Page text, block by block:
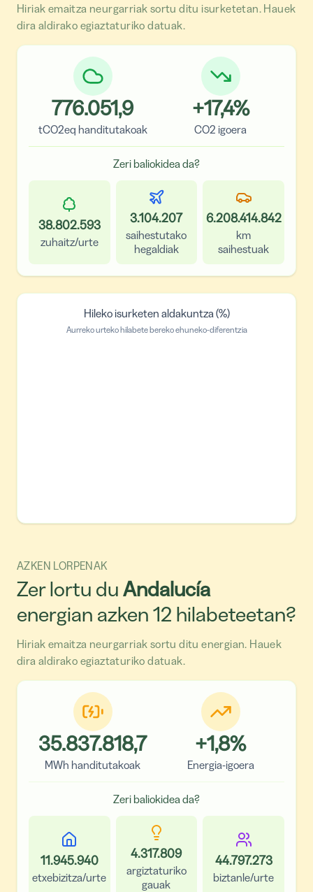
Hiriak emaitza neurgarriak sortu ditu isurketetan. Hauek
dira aldirako egiaztaturiko datuak.
776.051,9
tCO2eq handitutakoak
+17,4%
CO2 igoera
Zeri baliokidea da?
38.802.593
zuhaitz/urte
3.104.207
saihestutako
hegaldiak
6.208.414.842
km
saihestuak
Hileko isurketen aldakuntza (%)
Aurreko urteko hilabete bereko ehuneko-diferentzia
AZKEN LORPENAK
Zer lortu duAndalucía
energian azken 12 hilabeteetan?
Hiriak emaitza neurgarriak sortu ditu energian. Hauek
dira aldirako egiaztaturiko datuak.
35.837.818,7
MWh handitutakoak
+1,8%
Energia-igoera
Zeri baliokidea da?
11.945.940
etxebizitza/urte
4.317.809
argiztaturiko
gauak
44.797.273
biztanle/urte